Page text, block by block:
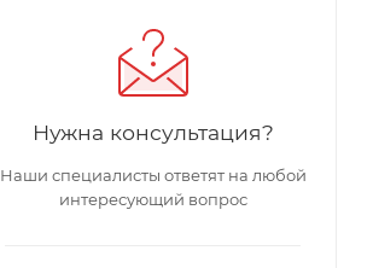
Нужна консультация?
Наши специалисты ответят на любой
интересующий вопрос